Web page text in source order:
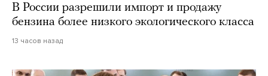
В России разрешили импорт и продажу
бензина более низкого экологического класса
13 часов назад